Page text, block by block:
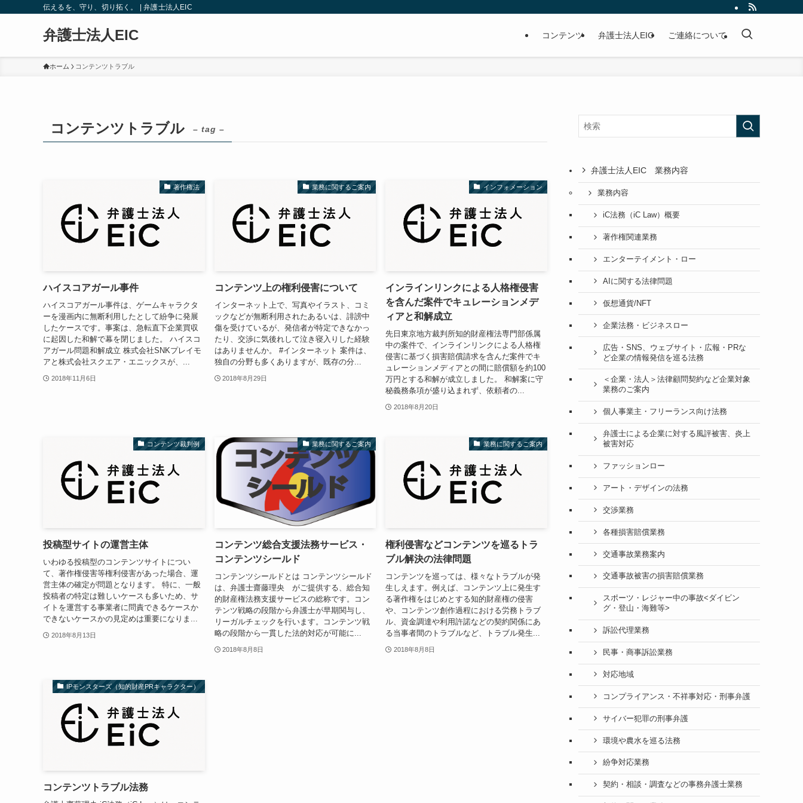
伝えるを、守り、切り拓く。 | 弁護士法人EIC
弁護士法人EIC コンテンツ 弁護士法人EIC ご連絡について
ホーム コンテンツトラブル
コンテンツトラブル – tag –
著作権法
ハイスコアガール事件
ハイスコアガール事件は、ゲームキャラクタ
ーを漫画内に無断利用したとして紛争に発展
したケースです。事案は、急転直下企業買収
に起因した和解で幕を閉じました。 ハイスコ
アガール問題和解成立 株式会社SNKプレイモ
アと株式会社スクエア・エニックスが、...
2018年11月6日
業務に関するご案内
コンテンツ上の権利侵害について
インターネット上で、写真やイラスト、コミ
ックなどが無断利用されたあるいは、誹謗中
傷を受けているが、発信者が特定できなかっ
たり、交渉に気後れして泣き寝入りした経験
はありませんか。 #インターネット 案件は、
独自の分野も多くありますが、既存の分...
2018年8月29日
インフォメーション
インラインリンクによる人格権侵害
を含んだ案件でキュレーションメデ
ィアと和解成立
先日東京地方裁判所知的財産権法専門部係属
中の案件で、インラインリンクによる人格権
侵害に基づく損害賠償請求を含んだ案件でキ
ュレーションメディアとの間に賠償額を約100
万円とする和解が成立しました。 和解案に守
秘義務条項が盛り込まれず、依頼者の...
2018年8月20日
コンテンツ裁判例
投稿型サイトの運営主体
いわゆる投稿型のコンテンツサイトについ
て、著作権侵害等権利侵害があった場合、運
営主体の確定が問題となります。 特に、一般
投稿者の特定は難しいケースも多いため、サ
イトを運営する事業者に問責できるケースか
できないケースかの見定めは重要になりま...
2018年8月13日
業務に関するご案内
コンテンツ総合支援法務サービス・
コンテンツシールド
コンテンツシールドとは コンテンツシールド
は、弁護士齋藤理央 がご提供する、総合知
的財産権法務支援サービスの総称です。コン
テンツ戦略の段階から弁護士が早期関与し、
リーガルチェックを行います。コンテンツ戦
略の段階から一貫した法的対応が可能に...
2018年8月8日
業務に関するご案内
権利侵害などコンテンツを巡るトラ
ブル解決の法律問題
コンテンツを巡っては、様々なトラブルが発
生しえます。例えば、コンテンツ上に発生す
る著作権をはじめとする知的財産権の侵害
や、コンテンツ創作過程における労務トラブ
ル、資金調達や利用許諾などの契約関係にあ
る当事者間のトラブルなど、トラブル発生...
2018年8月8日
IPモンスターズ（知的財産PRキャラクター）
コンテンツトラブル法務
弁護士法人EIC 業務内容
業務内容
iC法務（iC Law）概要
著作権関連業務
エンターテイメント・ロー
AIに関する法律問題
仮想通貨/NFT
企業法務・ビジネスロー
広告・SNS、ウェブサイト・広報・PRな
ど企業の情報発信を巡る法務
＜企業・法人＞法律顧問契約など企業対象
業務のご案内
個人事業主・フリーランス向け法務
弁護士による企業に対する風評被害、炎上
被害対応
ファッションロー
アート・デザインの法務
交渉業務
各種損害賠償業務
交通事故業務案内
交通事故被害の損害賠償業務
スポーツ・レジャー中の事故<ダイビン
グ・登山・海難等>
訴訟代理業務
民事・商事訴訟業務
対応地域
コンプライアンス・不祥事対応・刑事弁護
サイバー犯罪の刑事弁護
環境や農水を巡る法務
紛争対応業務
契約・相談・調査などの事務弁護士業務